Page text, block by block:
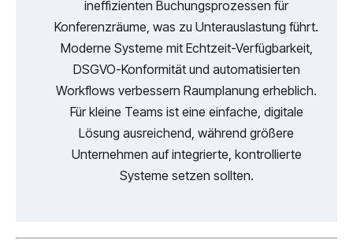
ineffizienten Buchungsprozessen für
Konferenzräume, was zu Unterauslastung führt.
Moderne Systeme mit Echtzeit-Verfügbarkeit,
DSGVO-Konformität und automatisierten
Workflows verbessern Raumplanung erheblich.
Für kleine Teams ist eine einfache, digitale
Lösung ausreichend, während größere
Unternehmen auf integrierte, kontrollierte
Systeme setzen sollten.